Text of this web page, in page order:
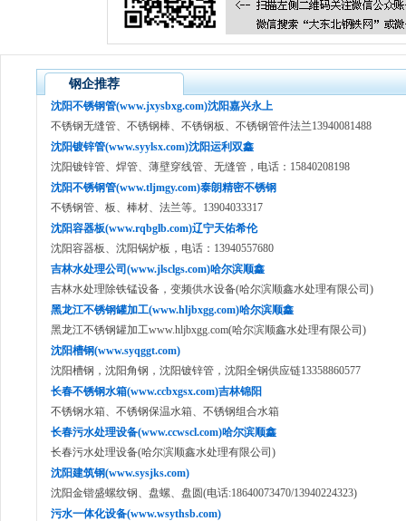
钢企推荐
沈阳不锈钢管(www.jxysbxg.com)沈阳嘉兴永上
不锈钢无缝管、不锈钢棒、不锈钢板、不锈钢管件法兰13940081488
沈阳镀锌管(www.syylsx.com)沈阳运利双鑫
沈阳镀锌管、焊管、薄壁穿线管、无缝管，电话：15840208198
沈阳不锈钢管(www.tljmgy.com)泰朗精密不锈钢
不锈钢管、板、棒材、法兰等。13904033317
沈阳容器板(www.rqbglb.com)辽宁天佑希伦
沈阳容器板、沈阳锅炉板，电话：13940557680
吉林水处理公司(www.jlsclgs.com)哈尔滨顺鑫
吉林水处理除铁锰设备，变频供水设备(哈尔滨顺鑫水处理有限公司)
黑龙江不锈钢罐加工(www.hljbxgg.com)哈尔滨顺鑫
黑龙江不锈钢罐加工www.hljbxgg.com(哈尔滨顺鑫水处理有限公司)
沈阳槽钢(www.syqggt.com)
沈阳槽钢，沈阳角钢，沈阳镀锌管，沈阳全钢供应链13358860577
长春不锈钢水箱(www.ccbxgsx.com)吉林锦阳
不锈钢水箱、不锈钢保温水箱、不锈钢组合水箱
长春污水处理设备(www.ccwscl.com)哈尔滨顺鑫
长春污水处理设备(哈尔滨顺鑫水处理有限公司)
沈阳建筑钢(www.sysjks.com)
沈阳金锴盛螺纹钢、盘螺、盘圆(电话:18640073470/13940224323)
污水一体化设备(www.wsythsb.com)